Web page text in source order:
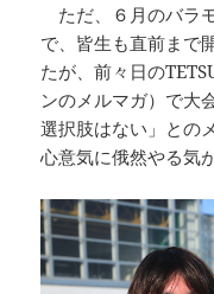
ただ、６月のバラ
で、皆生も直前まで
たが、前々日の
ンのメルマガ）で大
選択肢はない」との
心意気に俄然やる気